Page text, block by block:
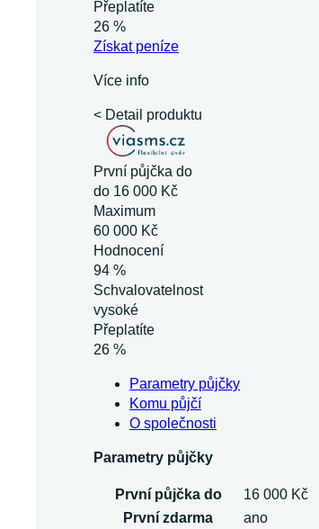
Přeplatíte
26 %
Získatpeníze
Více info
< Detail produktu
První půjčka do
do 16 000 Kč
Maximum
60 000 Kč
Hodnocení
94 %
Schvalovatelnost
vysoké
Přeplatíte
26 %
Parametry půjčky
Komu půjčí
O společnosti
Parametry půjčky
První půjčka do
16 000 Kč
První zdarma
ano